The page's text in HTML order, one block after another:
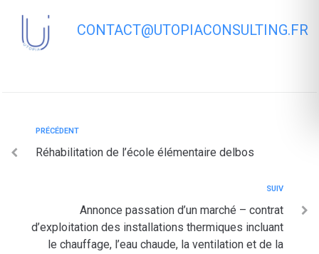
CONTACT@UTOPIACONSULTING.FR
PRÉCÉDENT
Réhabilitation de l’école élémentaire delbos
SUIV
Annonce passation d’un marché – contrat
d’exploitation des installations thermiques incluant
le chauffage, l’eau chaude, la ventilation et de la